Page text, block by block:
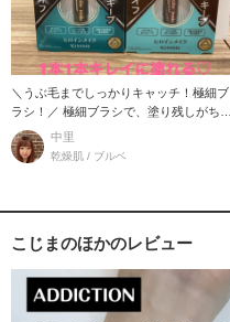
＼うぶ毛までしっかりキャッチ！極細ブ
ラシ！／ 極細ブラシで、塗り残しがちな
目頭や目尻
中里
乾燥肌 / ブルベ
こじまのほかのレビュー